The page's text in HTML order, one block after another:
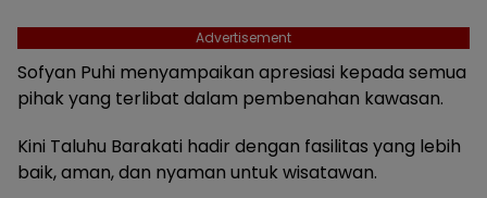
Advertisement
Sofyan Puhi menyampaikan apresiasi kepada semua
pihak yang terlibat dalam pembenahan kawasan.
Kini Taluhu Barakati hadir dengan fasilitas yang lebih
baik, aman, dan nyaman untuk wisatawan.